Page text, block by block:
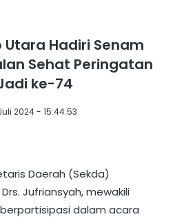
Utara Hadiri Senam
Sehat Peringatan
ke-74
2024 - 15:44:53
Daerah (Sekda)
Jufriansyah, mewakili
dalam acara